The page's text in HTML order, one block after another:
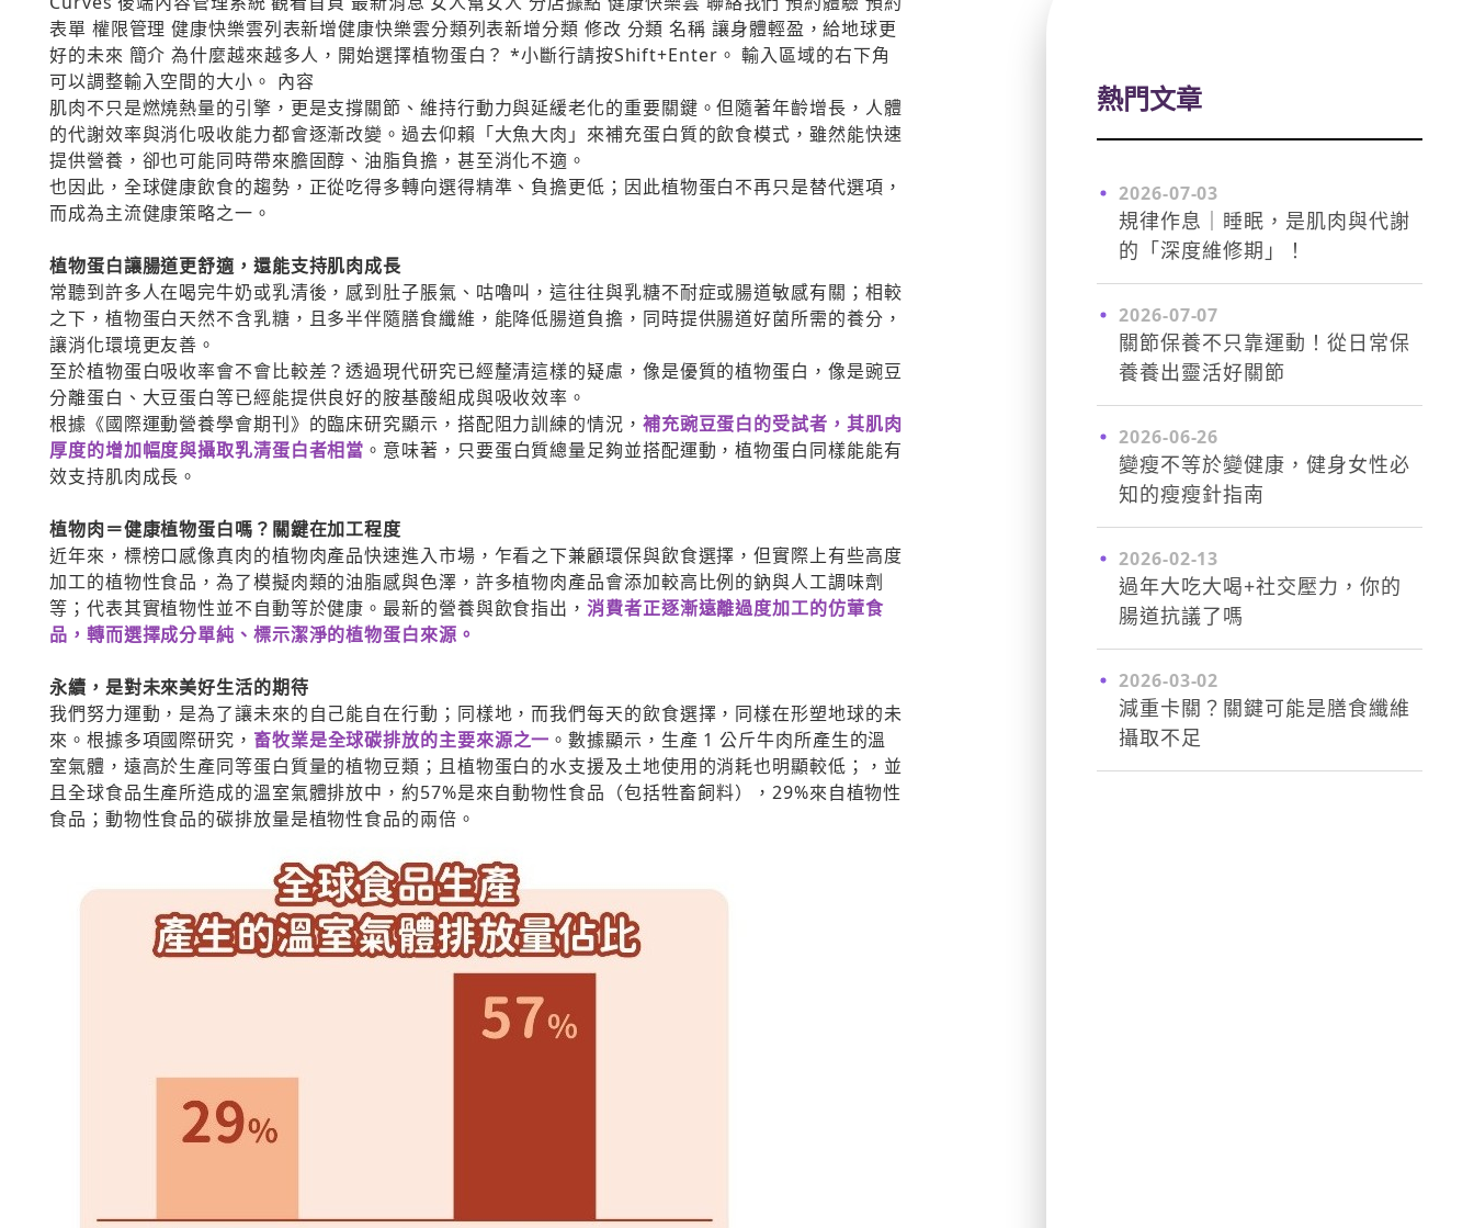
表單 權限管理 健康快樂雲列表新增健康快樂雲分類列表新增分類 修改 分類 名稱 讓身體輕盈，給地球更
好的未來 簡介 為什麼越來越多人，開始選擇植物蛋白？ *小斷行請按Shift+Enter。 輸入區域的右下角
可以調整輸入空間的大小。 內容
肌肉不只是燃燒熱量的引擎，更是支撐關節、維持行動力與延緩老化的重要關鍵。但隨著年齡增長，人體
的代謝效率與消化吸收能力都會逐漸改變。過去仰賴「大魚大肉」來補充蛋白質的飲食模式，雖然能快速
提供營養，卻也可能同時帶來膽固醇、油脂負擔，甚至消化不適。
也因此，全球健康飲食的趨勢，正從吃得多轉向選得精準、負擔更低；因此植物蛋白不再只是替代選項，
而成為主流健康策略之一。
植物蛋白讓腸道更舒適，還能支持肌肉成長
常聽到許多人在喝完牛奶或乳清後，感到肚子脹氣、咕嚕叫，這往往與乳糖不耐症或腸道敏感有關；相較
之下，植物蛋白天然不含乳糖，且多半伴隨膳食纖維，能降低腸道負擔，同時提供腸道好菌所需的養分，
讓消化環境更友善。
至於植物蛋白吸收率會不會比較差？透過現代研究已經釐清這樣的疑慮，像是優質的植物蛋白，像是豌豆
分離蛋白、大豆蛋白等已經能提供良好的胺基酸組成與吸收效率。
根據《國際運動營養學會期刊》的臨床研究顯示，搭配阻力訓練的情況， 補充豌豆蛋白的受試者，其肌肉
厚度的增加幅度與攝取乳清蛋白者相當 。意味著，只要蛋白質總量足夠並搭配運動，植物蛋白同樣能能有
效支持肌肉成長。
植物肉＝健康植物蛋白嗎？關鍵在加工程度
近年來，標榜口感像真肉的植物肉產品快速進入市場，乍看之下兼顧環保與飲食選擇，但實際上有些高度
加工的植物性食品，為了模擬肉類的油脂感與色澤，許多植物肉產品會添加較高比例的鈉與人工調味劑
等；代表其實植物性並不自動等於健康。最新的營養與飲食指出，消費者正逐漸遠離過度加工的仿葷食
品，轉而選擇成分單純、標示潔淨的植物蛋白來源。
永續，是對未來美好生活的期待
我們努力運動，是為了讓未來的自己能自在行動；同樣地，而我們每天的飲食選擇，同樣在形塑地球的未
來。根據多項國際研究， 畜牧業是全球碳排放的主要來源之一 。數據顯示，生產 1 公斤牛肉所產生的溫
室氣體，遠高於生產同等蛋白質量的植物豆類；且植物蛋白的水支援及土地使用的消耗也明顯較低；，並
且全球食品生產所造成的溫室氣體排放中，約57%是來自動物性食品（包括牲畜飼料），29%來自植物性
食品；動物性食品的碳排放量是植物性食品的兩倍。
熱門文章
2026-07-03
規律作息｜睡眠，是肌肉與代謝
的「深度維修期」！
2026-07-07
關節保養不只靠運動！從日常保
養養出靈活好關節
2026-06-26
變瘦不等於變健康，健身女性必
知的瘦瘦針指南
2026-02-13
過年大吃大喝+社交壓力，你的
腸道抗議了嗎
2026-03-02
減重卡關？關鍵可能是膳食纖維
攝取不足
預約申請成功
Curves可爾姿教練將在近日與您電話聯
繫，協助安排到店體驗時間，請留意我們